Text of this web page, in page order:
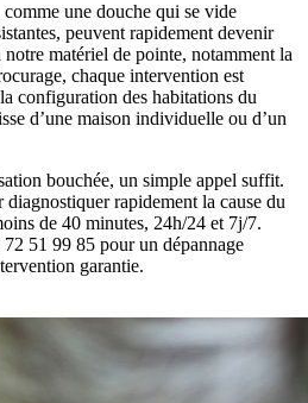
une douche qui se vide
peuvent rapidement devenir
notre matériel de pointe, notamment la
chaque intervention est
configuration des habitations du
d’une maison individuelle ou d’un
bouchée, un simple appel suffit.
rapidement la cause du
de 40 minutes, 24h/24 et 7j/7.
51 99 85 pour un dépannage
garantie.